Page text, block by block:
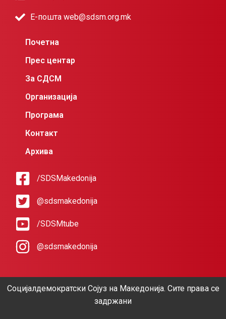
Е-пошта web@sdsm.org.mk
Почетна
Прес центар
За СДСМ
Организација
Програма
Контакт
Архива
/SDSMakedonija
@sdsmakedonija
/SDSMtube
@sdsmakedonija
Социјалдемократски Сојуз на Македонија. Сите права се
задржани